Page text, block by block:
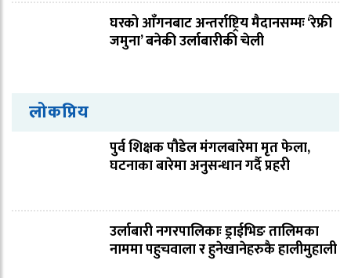
घरको आँगनबाट अन्तर्राष्ट्रिय मैदानसम्मः ‘रेफ्री
जमुना’ बनेकी उर्लाबारीकी चेली
लोकप्रिय
पुर्व शिक्षक पौडेल मंगलबारेमा मृत फेला,
घटनाका बारेमा अनुसन्धान गर्दै प्रहरी
उर्लाबारी नगरपालिकाः ड्राईभिङ तालिमका
नाममा पहुचवाला र हुनेखानेहरुकै हालीमुहाली